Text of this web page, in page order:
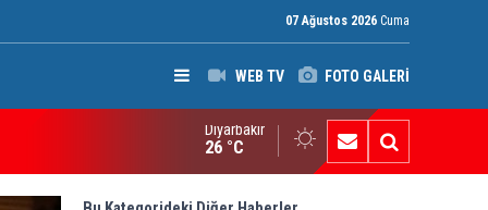
07 Ağustos 2026 Cuma
WEB TV FOTO GALERİ
Kerkük Valisi’ne “140. madde” tepkisi
Diyarbakır
26 °C